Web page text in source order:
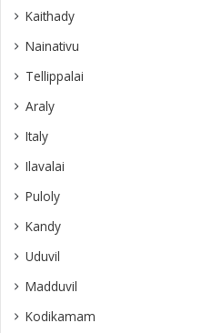
Kaithady
Nainativu
Tellippalai
Araly
Italy
Ilavalai
Puloly
Kandy
Uduvil
Madduvil
Kodikamam